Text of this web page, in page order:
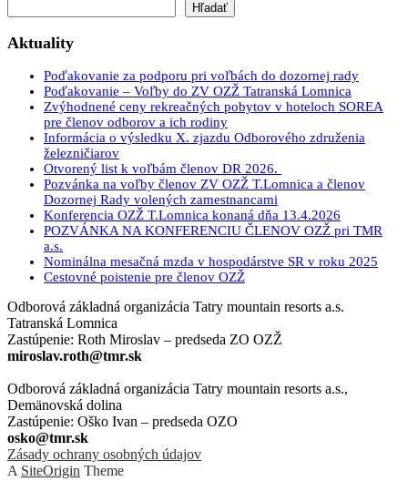
Hľadať
Aktuality
Poďakovanie za podporu pri voľbách do dozornej rady
Poďakovanie – Voľby do ZV OZŽ Tatranská Lomnica
Zvýhodnené ceny rekreačných pobytov v hoteloch SOREA
pre členov odborov a ich rodiny
Informácia o výsledku X. zjazdu Odborového združenia
železničiarov
Otvorený list k voľbám členov DR 2026.
Pozvánka na voľby členov ZV OZŽ T.Lomnica a členov
Dozornej Rady volených zamestnancami
Konferencia OZŽ T.Lomnica konaná dňa 13.4.2026
POZVÁNKA NA KONFERENCIU ČLENOV OZŽ pri TMR
a.s.
Nominálna mesačná mzda v hospodárstve SR v roku 2025
Cestovné poistenie pre členov OZŽ
Odborová základná organizácia Tatry mountain resorts a.s.
Tatranská Lomnica
Zastúpenie: Roth Miroslav – predseda ZO OZŽ
miroslav.roth@tmr.sk
Odborová základná organizácia Tatry mountain resorts a.s.,
Demänovská dolina
Zastúpenie: Oško Ivan – predseda OZO
osko@tmr.sk
Zásady ochrany osobných údajov
A SiteOrigin Theme